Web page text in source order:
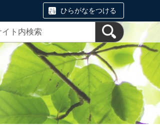
ひらがなをつける